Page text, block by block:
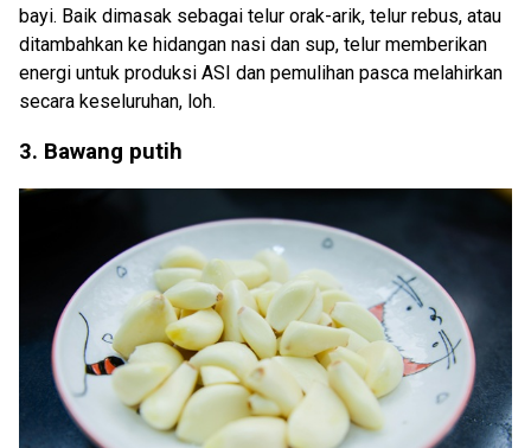
bayi. Baik dimasak sebagai telur orak-arik, telur rebus, atau
ditambahkan ke hidangan nasi dan sup, telur memberikan
energi untuk produksi ASI dan pemulihan pasca melahirkan
secara keseluruhan, loh.
3. Bawang putih